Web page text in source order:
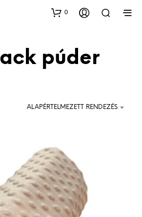
0
púder
ALAPÉRTELMEZETT RENDEZÉS